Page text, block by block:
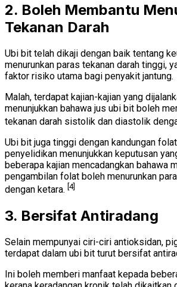
2. Boleh Membantu
Tekanan Darah
Ubi bit telah dikaji dengan baik tentang
menurunkan paras tekanan darah tinggi,
faktor risiko utama bagi penyakit jantung.
Malah, terdapat kajian-kajian yang
menunjukkan bahawa jus ubi bit boleh
tekanan darah sistolik dan diastolik
Ubi bit juga tinggi dengan kandungan
penyelidikan menunjukkan keputusan
beberapa kajian mencadangkan bahawa
pengambilan folat boleh menurunkan
dengan ketara. [4]
3. Bersifat Antiradang
Selain mempunyai ciri-ciri antioksidan,
terdapat dalam ubi bit turut bersifat
Ini boleh memberi manfaat kepada